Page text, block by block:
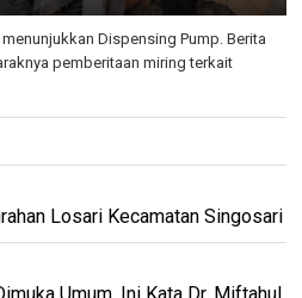
Dispensing Pump. Berita
pemberitaan miring terkait
Losari Kecamatan Singosari